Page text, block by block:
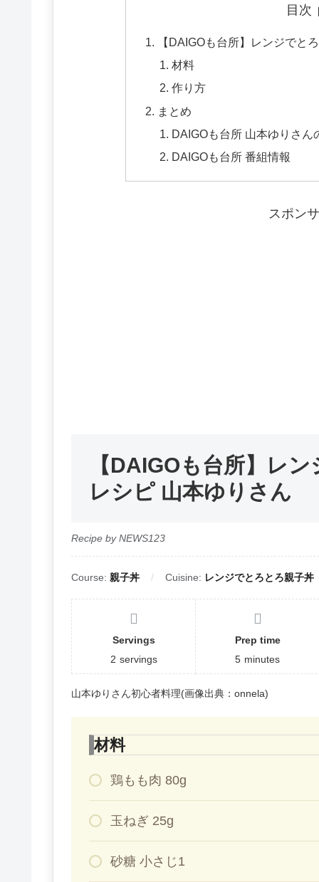
目次
【DAIGOも台所】レンジでと
材料
作り方
まとめ
DAIGOも台所 山本ゆりさん
DAIGOも台所 番組情報
スポン
【DAIGOも台所】レ
レシピ 山本ゆりさん
Recipe by NEWS123
Course: 親子丼 Cuisine: レンジでとろとろ親子丼
Servings
2 servings
Prep time
5 minutes
山本ゆりさん初心者料理(画像出典：onnela)
材料
鶏もも肉 80g
玉ねぎ 25g
砂糖 小さじ1